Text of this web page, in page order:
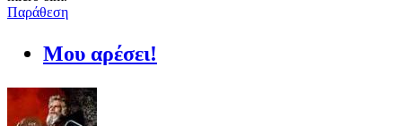
Παράθεση
Μου αρέσει!